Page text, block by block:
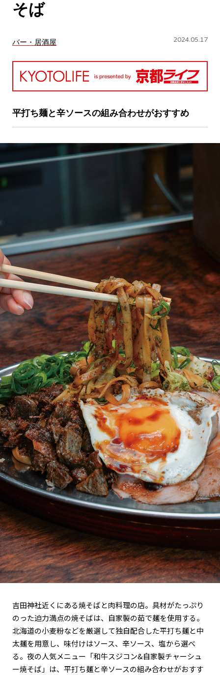
チケットプレゼント応募
MAIN MENU
SERIES
カレーが好き
今月の京みやげ
京都の書店
CULTURE
すべて
関西で開催。
おすすめの展覧会
おすすめの映画
誠光社で選びました。
おすすめの本
紹介します。
おすすめのイベント
そば
バー・居酒屋 2024.05.17
平打ち麺と辛ソースの組み合わせがおすすめ
吉田神社近くにある焼そばと肉料理の店。具材がたっぷり
のった迫力満点の焼そばは、自家製の茹で麺を使用する。
北海道の小麦粉などを厳選して独自配合した平打ち麺と中
太麺を用意し、味付けはソース、辛ソース、塩から選べ
る。夜の人気メニュー「和牛スジコン&自家製チャーシュ
ー焼そば」は、平打ち麺と辛ソースの組み合わせがおすす